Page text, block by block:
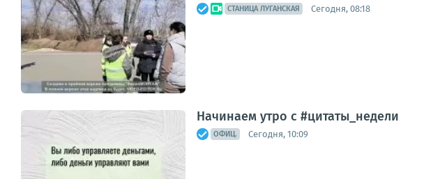
СТАНИЦА ЛУГАНСКАЯ Сегодня, 08:18
Начинаем утро с #цитаты_недели
ОФИЦ. Сегодня, 10:09